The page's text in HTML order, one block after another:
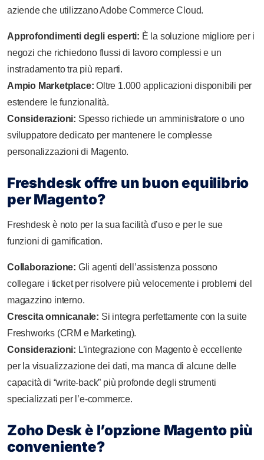
aziende che utilizzano Adobe Commerce Cloud.
Approfondimenti degli esperti: È la soluzione migliore per i
negozi che richiedono flussi di lavoro complessi e un
instradamento tra più reparti.
Ampio Marketplace: Oltre 1.000 applicazioni disponibili per
estendere le funzionalità.
Considerazioni: Spesso richiede un amministratore o uno
sviluppatore dedicato per mantenere le complesse
personalizzazioni di Magento.
Freshdesk offre un buon equilibrio
per Magento?
Freshdesk è noto per la sua facilità d’uso e per le sue
funzioni di gamification.
Collaborazione: Gli agenti dell’assistenza possono
collegare i ticket per risolvere più velocemente i problemi del
magazzino interno.
Crescita omnicanale: Si integra perfettamente con la suite
Freshworks (CRM e Marketing).
Considerazioni: L’integrazione con Magento è eccellente
per la visualizzazione dei dati, ma manca di alcune delle
capacità di “write-back” più profonde degli strumenti
specializzati per l’e-commerce.
Zoho Desk è l’opzione Magento più
conveniente?